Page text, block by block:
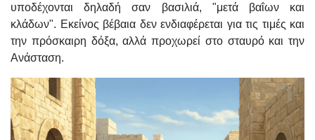
υποδέχονται δηλαδή σαν βασιλιά, "μετά βαΐων και
κλάδων". Εκείνος βέβαια δεν ενδιαφέρεται για τις τιμές και
την πρόσκαιρη δόξα, αλλά προχωρεί στο σταυρό και την
Ανάσταση.